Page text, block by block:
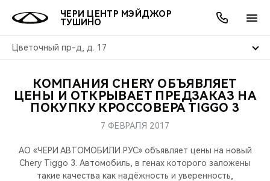
ЧЕРИ ЦЕНТР МЭЙДЖОР
ТУШИНО
Цветочный пр-д, д. 17
МОДЕЛИ
ПОКУПАТЕЛЯМ
КРЕДИТ И СТРАХОВАНИЕ
ВЛАДЕЛЬЦАМ
ЗАПЧАСТИ И АКСЕССУАРЫ
ПОДДЕРЖКА
МИР CHERY
О БРЕНДЕ
CHERY В СОЦСЕТЯХ
АКЦИИ
ОНЛАЙН СЕРВИСЫ
КРЕДИТ
О КОМПАНИИ
МЫ В СОЦСЕТЯХ
КОМПАНИЯ CHERY ОБЪЯВЛЯЕТ
ЦЕНЫ И ОТКРЫВАЕТ ПРЕДЗАКАЗ НА
ПОКУПКУ КРОССОВЕРА TIGGO 3
7 ФЕВРАЛЯ 2017
АО «ЧЕРИ АВТОМОБИЛИ РУС» объявляет цены на новый
Chery Tiggo 3. Автомобиль, в генах которого заложены
такие качества как надёжность и уверенность,